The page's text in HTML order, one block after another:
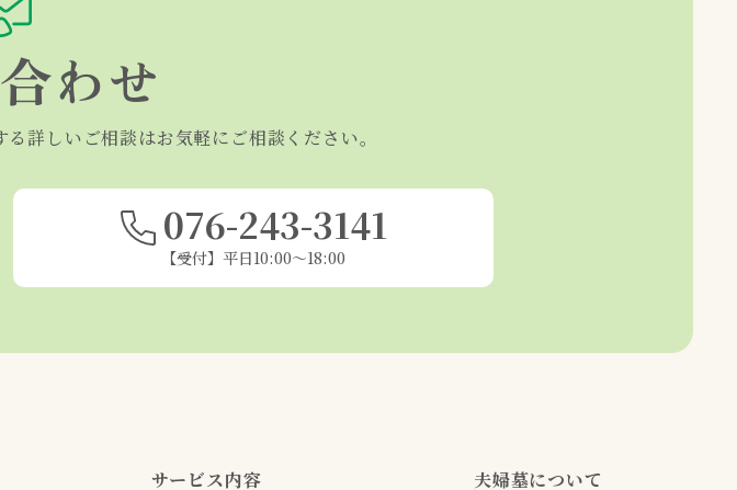
わせ
詳しいご相談はお気軽にご相談ください。
076-243-3141
【受付】平日10:00～18:00
サービス内容 夫婦墓について